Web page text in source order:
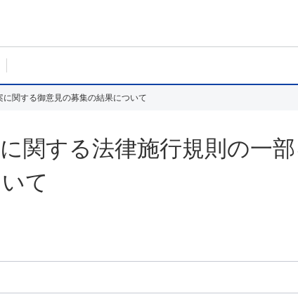
関する御意見の募集の結果について
関する法律施行規則の一
て